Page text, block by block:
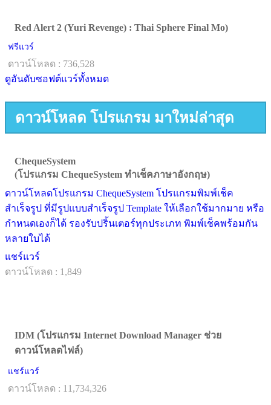
Red Alert 2 (Yuri Revenge) : Thai Sphere Final Mo)
ฟรีแวร์
ดาวน์โหลด : 736,528
ดูอันดับซอฟต์แวร์ทั้งหมด
ดาวน์โหลด โปรแกรม มาใหม่ล่าสุด
ChequeSystem
(โปรแกรม ChequeSystem ทำเช็คภาษาอังกฤษ)
ดาวน์โหลดโปรแกรม ChequeSystem โปรแกรมพิมพ์เช็ค
สำเร็จรูป ที่มีรูปแบบสำเร็จรูป Template ให้เลือกใช้มากมาย หรือ
กำหนดเองก็ได้ รองรับปริ้นเตอร์ทุกประเภท พิมพ์เช็คพร้อมกัน
หลายใบได้
แชร์แวร์
ดาวน์โหลด : 1,849
IDM (โปรแกรม Internet Download Manager ช่วย
ดาวน์โหลดไฟล์)
แชร์แวร์
ดาวน์โหลด : 11,734,326